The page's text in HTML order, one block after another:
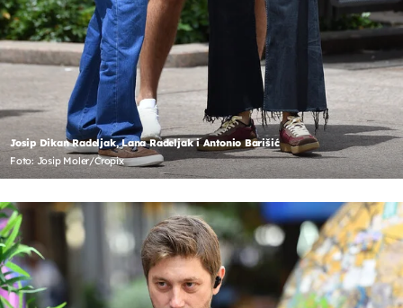
Josip Dikan Radeljak, Lana Radeljak i Antonio Barišić
Foto: Josip Moler/Cropix